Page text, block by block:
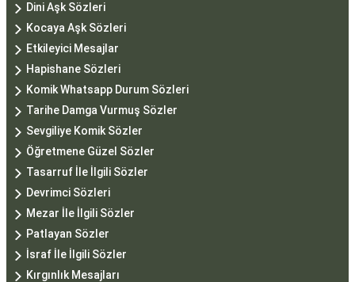
Dini Aşk Sözleri
Kocaya Aşk Sözleri
Etkileyici Mesajlar
Hapishane Sözleri
Komik Whatsapp Durum Sözleri
Tarihe Damga Vurmuş Sözler
Sevgiliye Komik Sözler
Öğretmene Güzel Sözler
Tasarruf İle İlgili Sözler
Devrimci Sözleri
Mezar İle İlgili Sözler
Patlayan Sözler
İsraf İle İlgili Sözler
Kırgınlık Mesajları